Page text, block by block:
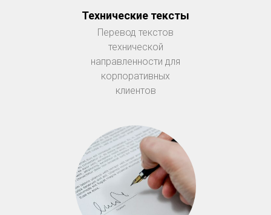
Технические тексты
Перевод текстов
технической
направленности для
корпоративных
клиентов